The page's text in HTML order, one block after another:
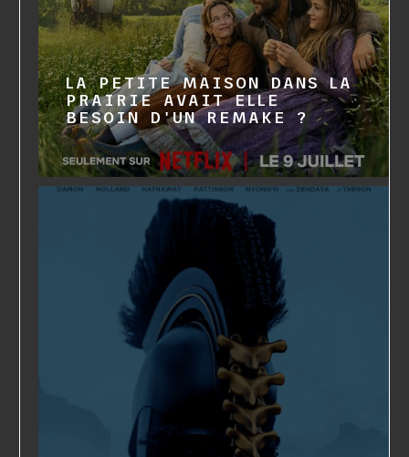
LA PETITE MAISON DANS LA
PRAIRIE AVAIT ELLE
BESOIN D'UN REMAKE ?